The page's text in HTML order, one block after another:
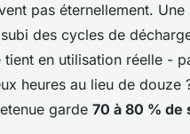
pas éternellement.
des cycles de
tient en utilisation réelle -
heures au lieu de douze
garde 70 à 80 % de